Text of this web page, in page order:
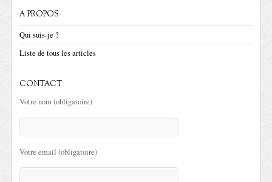
A PROPOS
Qui suis-je ?
Liste de tous les articles
CONTACT
Votre nom (obligatoire)
Votre email (obligatoire)